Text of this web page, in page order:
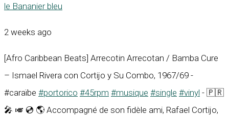
le Bananier bleu
2 weeks ago
[Afro Caribbean Beats] Arrecotin Arrecotan / Bamba Cure
– Ismael Rivera con Cortijo y Su Combo, 1967/69 -
#caraïbe #portorico #45rpm #musique #single #vinyl - 🇵🇷
🎤 🎺 💿 🌎 Accompagné de son fidèle ami, Rafael Cortijo,